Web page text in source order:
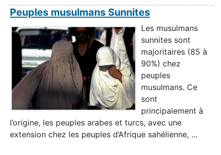
Peuples musulmans Sunnites
Les musulmans
sunnites sont
majoritaires (85 à
90%) chez
peuples
musulmans. Ce
sont
principalement à
l’origine, les peuples arabes et turcs, avec une
extension chez les peuples d’Afrique sahélienne, ...